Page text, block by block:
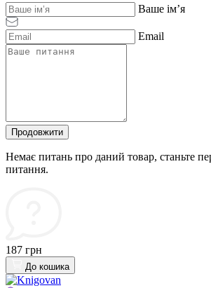
Ваше ім’я
Email
Продовжити
Немає питань про даний товар, станьте
питання.
187 грн
До кошика